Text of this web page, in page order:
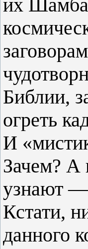
их
Библии,
огреть
И
Зачем? А
узнают —
Кстати,
данного